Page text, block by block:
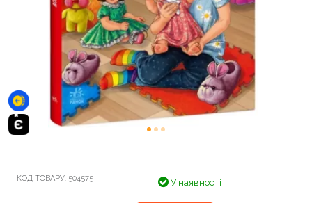
КОД ТОВАРУ: 504575 У наявності